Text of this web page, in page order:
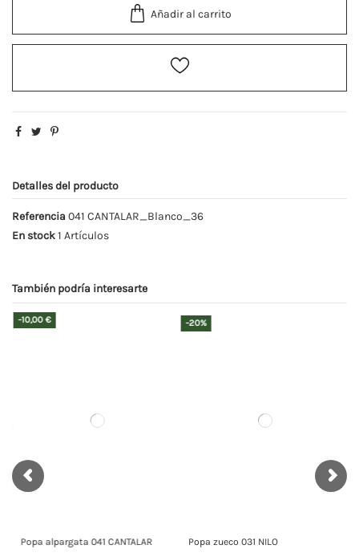
Añadir al carrito
Detalles del producto
Referencia 041 CANTALAR_Blanco_36
En stock1 Artículos
También podría interesarte
-10,00 €
Popa alpargata 041 CANTALAR
-20%
Popa zueco 031 NILO